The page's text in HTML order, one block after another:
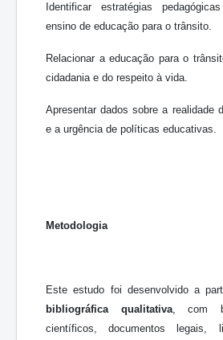
Identificar estratégias
ensino de educação para o trânsito.
Relacionar a educação para o
cidadania e do respeito à vida.
Apresentar dados sobre a realidade
e a urgência de políticas educativas.
Metodologia
Este estudo foi desenvolvido a
bibliográfica qualitativa, com
científicos, documentos legais,